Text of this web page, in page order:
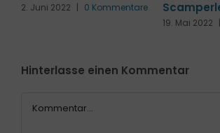
12. Mai 2022 | 0 Kommentare